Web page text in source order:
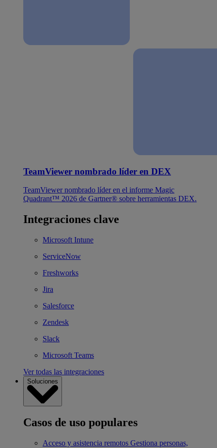
TeamViewer nombrado líder en DEX
TeamViewer nombrado líder en el informe Magic
Quadrant™ 2026 de Gartner® sobre herramientas DEX.
Integraciones clave
Microsoft Intune
ServiceNow
Freshworks
Jira
Salesforce
Zendesk
Slack
Microsoft Teams
Ver todas las integraciones
Soluciones
Casos de uso populares
Acceso y asistencia remotos Gestiona personas,